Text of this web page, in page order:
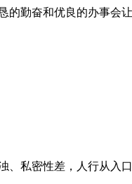
的勤奋和优良的办事会
私密性差，人行从入